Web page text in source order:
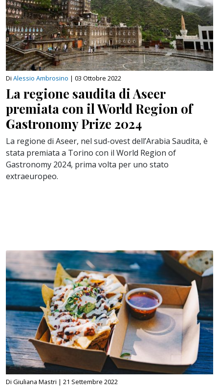
Di Alessio Ambrosino | 03 Ottobre 2022
La regione saudita di Aseer
premiata con il World Region of
Gastronomy Prize 2024
La regione di Aseer, nel sud-ovest dell’Arabia Saudita, è
stata premiata a Torino con il World Region of
Gastronomy 2024, prima volta per uno stato
extraeuropeo.
Di Giuliana Mastri | 21 Settembre 2022